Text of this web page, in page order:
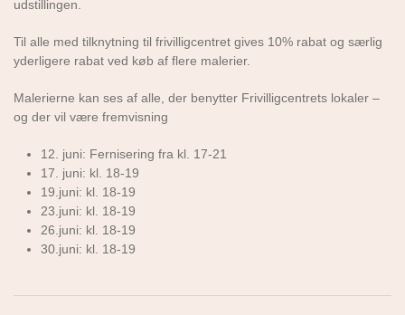
udstillingen.
Til alle med tilknytning til frivilligcentret gives 10% rabat og særlig
yderligere rabat ved køb af flere malerier.
Malerierne kan ses af alle, der benytter Frivilligcentrets lokaler –
og der vil være fremvisning
12. juni: Fernisering fra kl. 17-21
17. juni: kl. 18-19
19.juni: kl. 18-19
23.juni: kl. 18-19
26.juni: kl. 18-19
30.juni: kl. 18-19